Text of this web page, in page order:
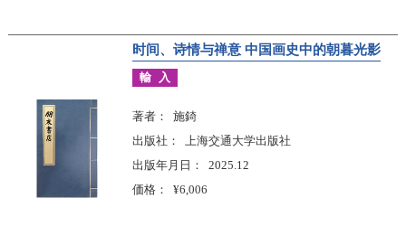
时间、诗情与禅意 中国画史中的朝暮光影
輸入
著者
施錡
出版社
上海交通大学出版社
出版年月日
2025.12
価格
¥6,006